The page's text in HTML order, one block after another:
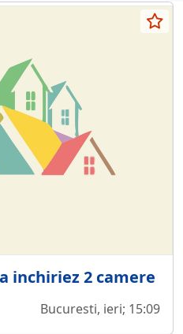
inchiriez 2 camere
Bucuresti, ieri; 15:09